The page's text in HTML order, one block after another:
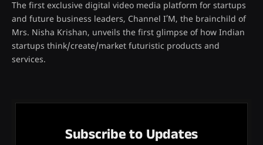
The first exclusive digital video media platform for startups
and future business leaders, Channel I’M, the brainchild of
Mrs. Nisha Krishan, unveils the first glimpse of how Indian
startups think/create/market futuristic products and
services.
Subscribe to Updates